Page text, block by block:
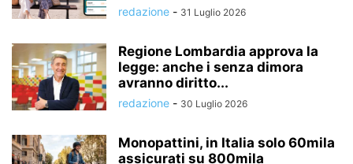
redazione - 31 Luglio 2026
Regione Lombardia approva la
legge: anche i senza dimora
avranno diritto...
redazione - 30 Luglio 2026
Monopattini, in Italia solo 60mila
assicurati su 800mila